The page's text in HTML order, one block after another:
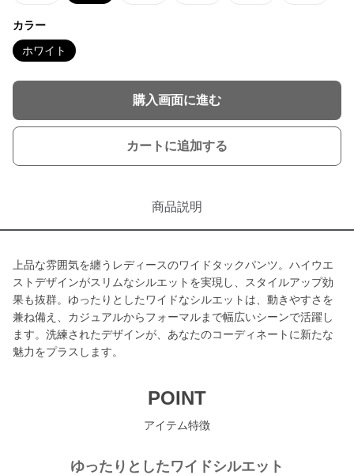
カラー
ホワイト
購入画面に進む
カートに追加する
商品説明
上品な雰囲気を纏うレディースのワイドタックパンツ。ハイウエ
ストデザインがスリムなシルエットを実現し、スタイルアップ効
果も抜群。ゆったりとしたワイドなシルエットは、動きやすさを
兼ね備え、カジュアルからフォーマルまで幅広いシーンで活躍し
ます。洗練されたデザインが、あなたのコーディネートに新たな
魅力をプラスします。
POINT
アイテム特徴
ゆったりとしたワイドシルエット